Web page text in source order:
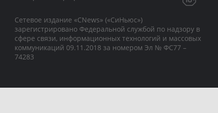
Сетевое издание «CNews» («СиНьюс»)
зарегистрировано Федеральной службой по надзору в
сфере связи, информационных технологий и массовых
коммуникаций 09.11.2018 за номером Эл № ФС77 –
74283